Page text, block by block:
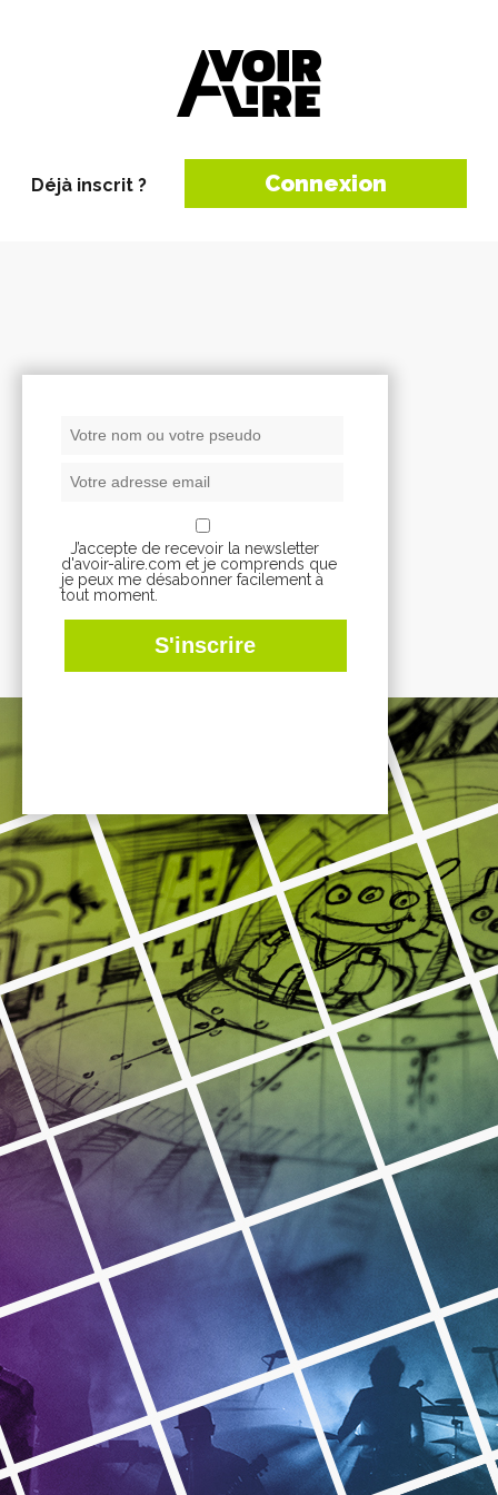
Déjà inscrit ? Connexion
J’accepte de recevoir la newsletter
d'avoir-alire.com et je comprends que
je peux me désabonner facilement à
tout moment.